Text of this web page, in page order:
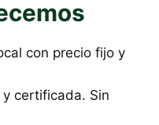
con precio fijo y
y certificada. Sin